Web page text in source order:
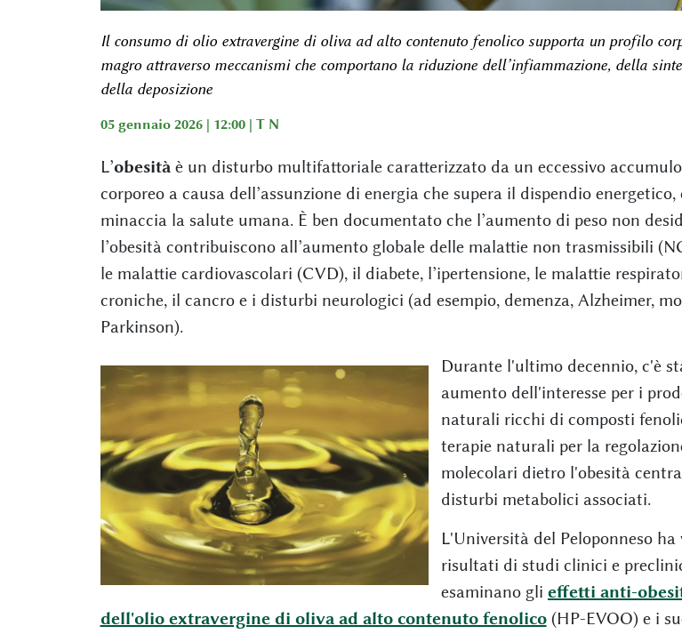
Il consumo di olio extravergine di oliva ad alto contenuto fenolico supporta un profilo
magro attraverso meccanismi che comportano la riduzione dell’infiammazione, della
della deposizione
05 gennaio 2026 | 12:00 | T N
L’obesitàè un disturbo multifattoriale caratterizzato da un eccessivo
corporeo a causa dell’assunzione di energia che supera il dispendio energetico,
minaccia la salute umana. È ben documentato che l’aumento di peso non
l’obesità contribuiscono all’aumento globale delle malattie non trasmissibili
le malattie cardiovascolari (CVD), il diabete, l’ipertensione, le malattie
croniche, il cancro e i disturbi neurologici (ad esempio, demenza, Alzheimer,
Parkinson).
Durante l'ultimo decennio, c'è
aumento dell'interesse per i
naturali ricchi di composti
terapie naturali per la
molecolari dietro l'obesità
disturbi metabolici associati.
L'Università del Peloponneso
risultati di studi clinici e
esaminano gli effetti anti-
dell'olio extravergine di oliva ad alto contenuto fenolico(HP-EVOO) e i